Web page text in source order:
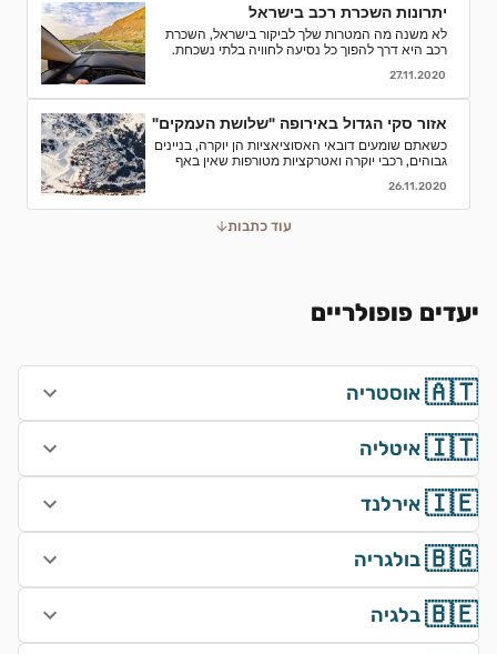
יתרונות השכרת רכב בישראל
לא משנה מה המטרות שלך לביקור בישראל, השכרת
רכב היא דרך להפוך כל נסיעה לחוויה בלתי נשכחת.
הציבורית ולבחור השכרת רכב
27.11.2020
אזור סקי הגדול באירופה "שלושת העמקים"
כשאתם שומעים דובאי האסוציאציות הן יוקרה, בניינים
גבוהים, רכבי יוקרה ואטרקציות מטורפות שאין באף
כלל מפגישות.
26.11.2020
עוד כתבות
יעדים פופולריים
🇦🇹אוסטריה
🇮🇹איטליה
🇮🇪אירלנד
🇧🇬בולגריה
🇧🇪בלגיה